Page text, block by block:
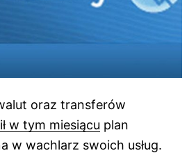
oraz transferów
w tym miesiącu plan
w wachlarz swoich usług.